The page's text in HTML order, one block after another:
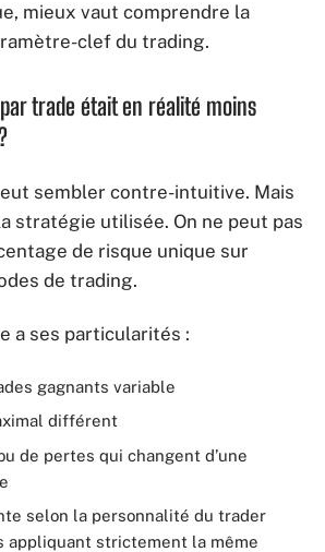
mieux vaut comprendre la
clef du trading.
trade était en réalité moins
sembler contre-intuitive. Mais
stratégie utilisée. On ne peut pas
de risque unique sur
de trading.
a ses particularités :
gagnants variable
différent
de pertes qui changent d’une
selon la personnalité du trader
appliquant strictement la même